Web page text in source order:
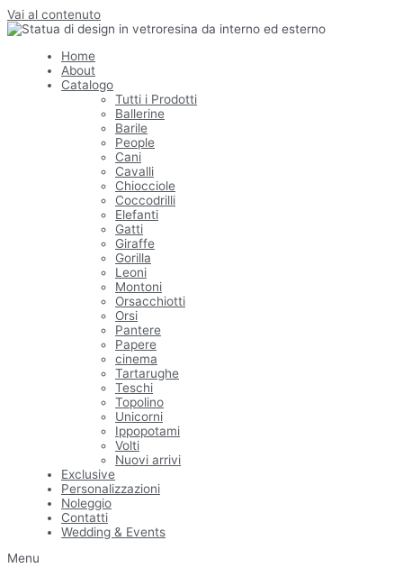
Vai al contenuto
Home
About
Catalogo
Tutti i Prodotti
Ballerine
Barile
People
Cani
Cavalli
Chiocciole
Coccodrilli
Elefanti
Gatti
Giraffe
Gorilla
Leoni
Montoni
Orsacchiotti
Orsi
Pantere
Papere
cinema
Tartarughe
Teschi
Topolino
Unicorni
Ippopotami
Volti
Nuovi arrivi
Exclusive
Personalizzazioni
Noleggio
Contatti
Wedding & Events
Menu